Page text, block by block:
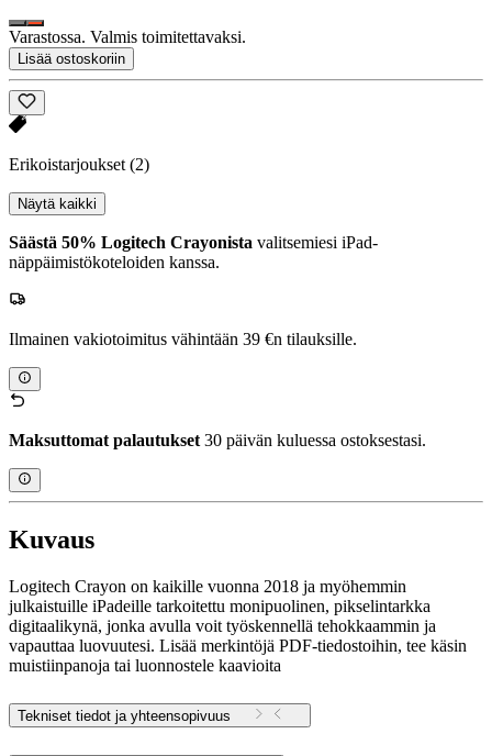
Varastossa. Valmis toimitettavaksi.
Lisää ostoskoriin
Erikoistarjoukset (2)
Näytä kaikki
Säästä 50% Logitech Crayonista valitsemiesi iPad-
näppäimistökoteloiden kanssa.
Ilmainen vakiotoimitus vähintään 39 €n tilauksille.
Maksuttomat palautukset 30 päivän kuluessa ostoksestasi.
Kuvaus
Logitech Crayon on kaikille vuonna 2018 ja myöhemmin
julkaistuille iPadeille tarkoitettu monipuolinen, pikselintarkka
digitaalikynä, jonka avulla voit työskennellä tehokkaammin ja
vapauttaa luovuutesi. Lisää merkintöjä PDF-tiedostoihin, tee käsin
muistiinpanoja tai luonnostele kaavioita
Tekniset tiedot ja yhteensopivuus